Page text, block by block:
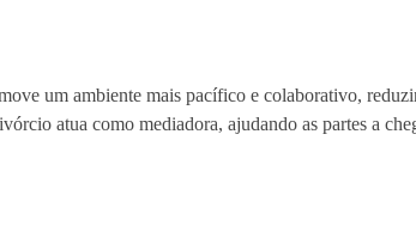
um ambiente mais pacífico e colaborativo,
atua como mediadora, ajudando as partes a